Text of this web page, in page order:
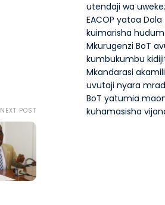
NEXT POST
utendaji wa
EACOP yatoa
kuimarisha
Mkurugenzi BoT
kumbukumbu
Mkandarasi
uvutaji nyara
BoT yatumia
kuhamasisha